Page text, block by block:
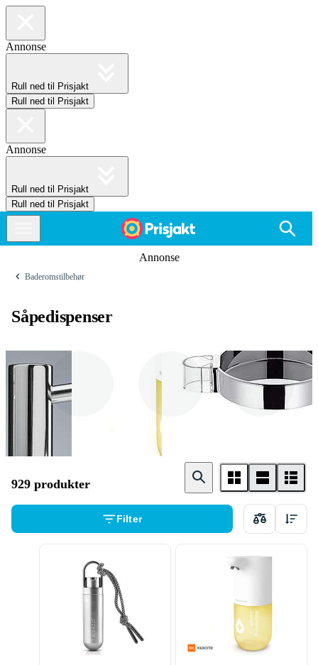
Annonse
Rull ned til Prisjakt
Rull ned til Prisjakt
Annonse
Rull ned til Prisjakt
Rull ned til Prisjakt
Annonse
Baderomstilbehør
Såpedispenser
Såpepumpe
929 produkter
Filter